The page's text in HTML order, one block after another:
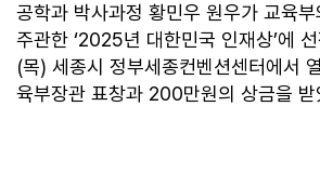
공학과 박사과정 황민우 원우가 교육부
주관한 ‘2025년 대한민국 인재상’에
(목) 세종시 정부세종컨벤션센터에서
육부장관 표창과 200만원의 상금을 받